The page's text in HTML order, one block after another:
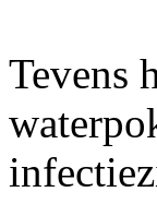
Tevens